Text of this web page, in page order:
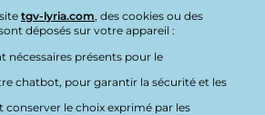
tgv-lyria.com, des cookies ou des
déposés sur votre appareil :
nécessaires présents pour le
chatbot, pour garantir la sécurité et les
conserver le choix exprimé par les